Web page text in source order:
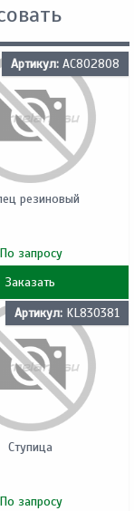
Артикул: AC802808
резиновый
По запросу
Заказать
Артикул: KL830381
Ступица
По запросу